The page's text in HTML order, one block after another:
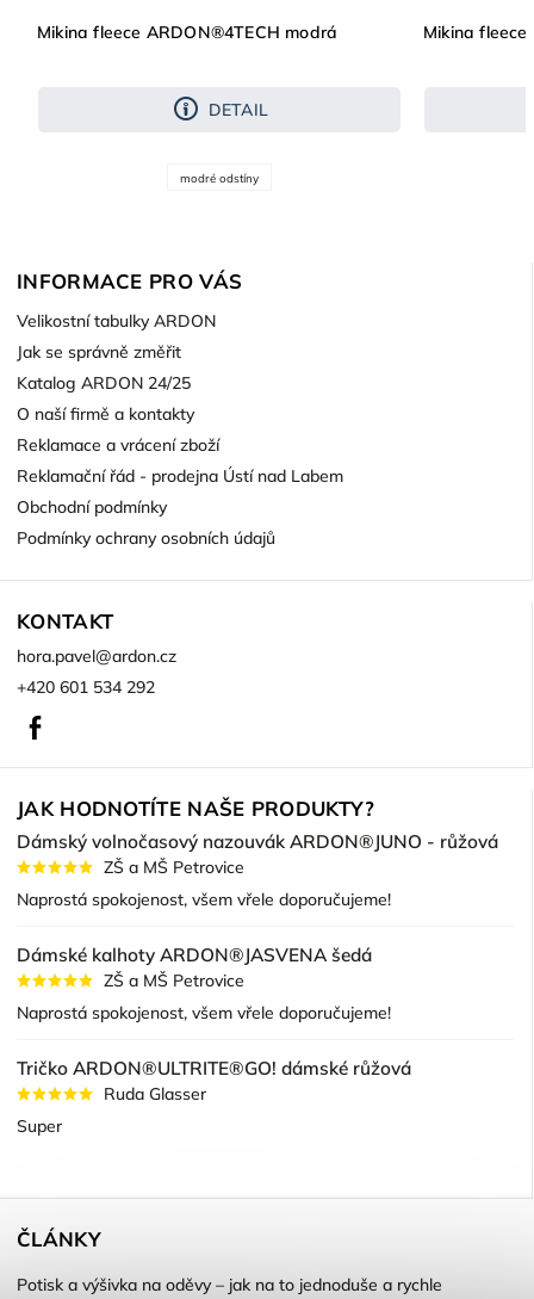
Mikina fleece ARDON®4TECH modrá
DETAIL
modré odstíny
Mikina
INFORMACE PRO VÁS
Velikostní tabulky ARDON
Jak se správně změřit
Katalog ARDON 24/25
O naší firmě a kontakty
Reklamace a vrácení zboží
Reklamační řád - prodejna Ústí nad Labem
Obchodní podmínky
Podmínky ochrany osobních údajů
KONTAKT
hora.pavel@ardon.cz
+420 601 534 292
JAK HODNOTÍTE NAŠE PRODUKTY?
Dámský volnočasový nazouvák ARDON®JUNO - růžová
ZŠ a MŠ Petrovice
Naprostá spokojenost, všem vřele doporučujeme!
Dámské kalhoty ARDON®JASVENA šedá
ZŠ a MŠ Petrovice
Naprostá spokojenost, všem vřele doporučujeme!
Tričko ARDON®ULTRITE®GO! dámské růžová
Ruda Glasser
Super
ČLÁNKY
Potisk a výšivka na oděvy – jak na to jednoduše a rychle